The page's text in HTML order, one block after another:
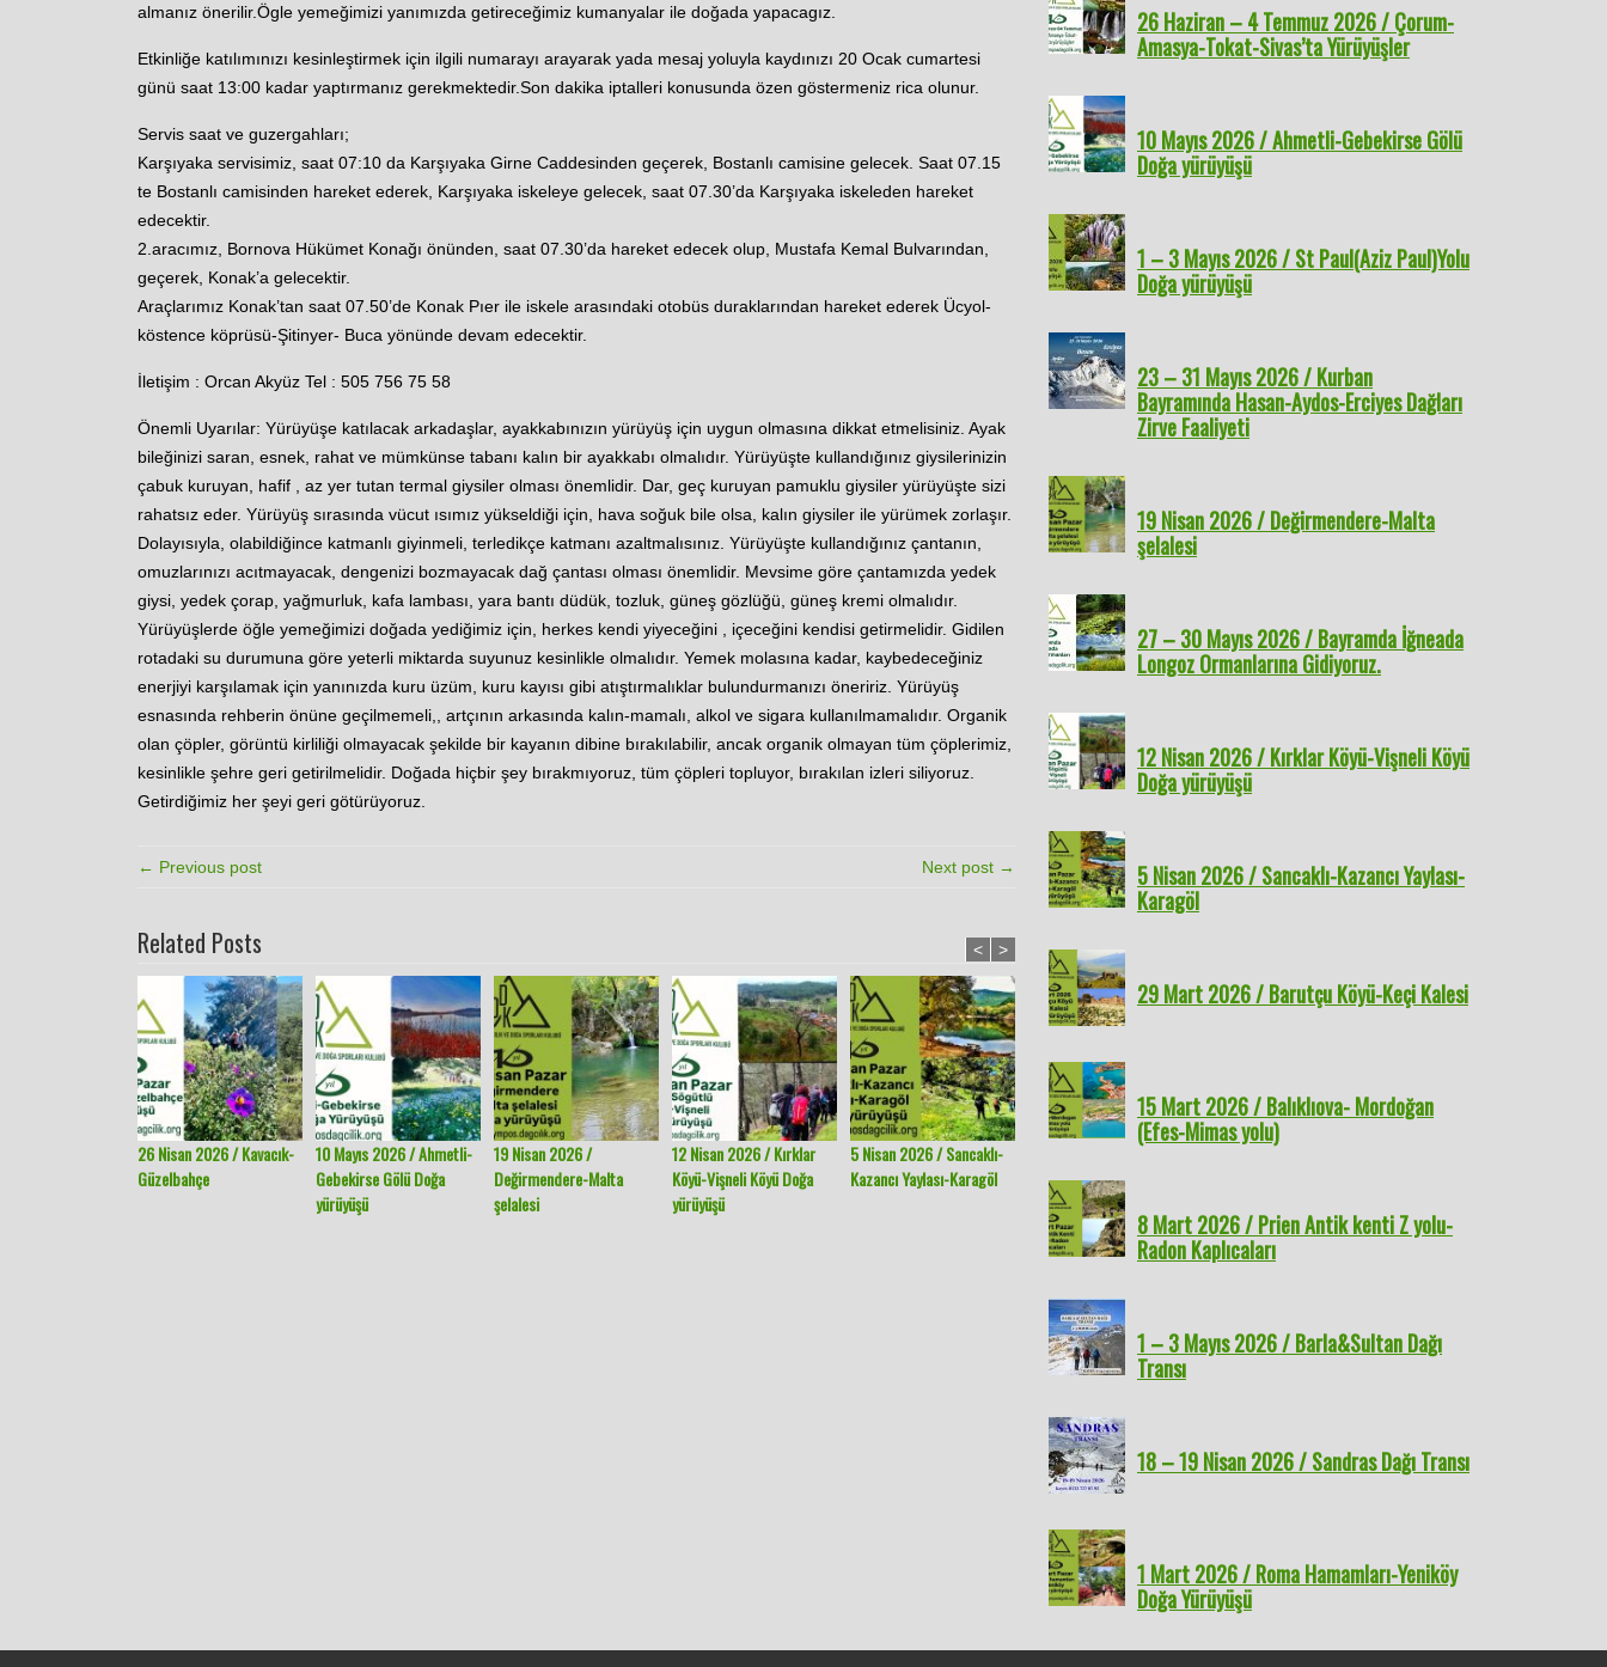
almanız önerilir.Ögle yemeğimizi yanımızda getireceğimiz kumanyalar ile doğada yapacagız.
Etkinliğe katılımınızı kesinleştirmek için ilgili numarayı arayarak yada mesaj yoluyla kaydınızı 20 Ocak cumartesi
günü saat 13:00 kadar yaptırmanız gerekmektedir.Son dakika iptalleri konusunda özen göstermeniz rica olunur.
Servis saat ve guzergahları;
Karşıyaka servisimiz, saat 07:10 da Karşıyaka Girne Caddesinden geçerek, Bostanlı camisine gelecek. Saat 07.15
te Bostanlı camisinden hareket ederek, Karşıyaka iskeleye gelecek, saat 07.30’da Karşıyaka iskeleden hareket
edecektir.
2.aracımız, Bornova Hükümet Konağı önünden, saat 07.30’da hareket edecek olup, Mustafa Kemal Bulvarından,
geçerek, Konak’a gelecektir.
Araçlarımız Konak’tan saat 07.50’de Konak Pıer ile iskele arasındaki otobüs duraklarından hareket ederek Ücyol-
köstence köprüsü-Şitinyer- Buca yönünde devam edecektir.
İletişim : Orcan Akyüz Tel : 505 756 75 58
Önemli Uyarılar: Yürüyüşe katılacak arkadaşlar, ayakkabınızın yürüyüş için uygun olmasına dikkat etmelisiniz. Ayak
bileğinizi saran, esnek, rahat ve mümkünse tabanı kalın bir ayakkabı olmalıdır. Yürüyüşte kullandığınız giysilerinizin
çabuk kuruyan, hafif , az yer tutan termal giysiler olması önemlidir. Dar, geç kuruyan pamuklu giysiler yürüyüşte sizi
rahatsız eder. Yürüyüş sırasında vücut ısımız yükseldiği için, hava soğuk bile olsa, kalın giysiler ile yürümek zorlaşır.
Dolayısıyla, olabildiğince katmanlı giyinmeli, terledikçe katmanı azaltmalısınız. Yürüyüşte kullandığınız çantanın,
omuzlarınızı acıtmayacak, dengenizi bozmayacak dağ çantası olması önemlidir. Mevsime göre çantamızda yedek
giysi, yedek çorap, yağmurluk, kafa lambası, yara bantı düdük, tozluk, güneş gözlüğü, güneş kremi olmalıdır.
Yürüyüşlerde öğle yemeğimizi doğada yediğimiz için, herkes kendi yiyeceğini , içeceğini kendisi getirmelidir. Gidilen
rotadaki su durumuna göre yeterli miktarda suyunuz kesinlikle olmalıdır. Yemek molasına kadar, kaybedeceğiniz
enerjiyi karşılamak için yanınızda kuru üzüm, kuru kayısı gibi atıştırmalıklar bulundurmanızı öneririz. Yürüyüş
esnasında rehberin önüne geçilmemeli,, artçının arkasında kalın-mamalı, alkol ve sigara kullanılmamalıdır. Organik
olan çöpler, görüntü kirliliği olmayacak şekilde bir kayanın dibine bırakılabilir, ancak organik olmayan tüm çöplerimiz,
kesinlikle şehre geri getirilmelidir. Doğada hiçbir şey bırakmıyoruz, tüm çöpleri topluyor, bırakılan izleri siliyoruz.
Getirdiğimiz her şeyi geri götürüyoruz.
← Previous post Next post →
Related Posts
26 Nisan 2026 / Kavacık-
Güzelbahçe
10 Mayıs 2026 / Ahmetli-
Gebekirse Gölü Doğa
yürüyüşü
19 Nisan 2026 /
Değirmendere-Malta
şelalesi
12 Nisan 2026 / Kırklar
Köyü-Vişneli Köyü Doğa
yürüyüşü
5 Nisan 2026 / Sancaklı-
Kazancı Yaylası-Karagöl
29 Mart 2026 / Barutçu
Köyü-Keçi Kalesi
15 Mart 2026 / Balıklıova-
< >
26 Haziran – 4 Temmuz 2026 / Çorum-
Amasya-Tokat-Sivas’ta Yürüyüşler
10 Mayıs 2026 / Ahmetli-Gebekirse Gölü
Doğa yürüyüşü
1 – 3 Mayıs 2026 / St Paul(Aziz Paul)Yolu
Doğa yürüyüşü
23 – 31 Mayıs 2026 / Kurban
Bayramında Hasan-Aydos-Erciyes Dağları
Zirve Faaliyeti
19 Nisan 2026 / Değirmendere-Malta
şelalesi
27 – 30 Mayıs 2026 / Bayramda İğneada
Longoz Ormanlarına Gidiyoruz.
12 Nisan 2026 / Kırklar Köyü-Vişneli Köyü
Doğa yürüyüşü
5 Nisan 2026 / Sancaklı-Kazancı Yaylası-
Karagöl
29 Mart 2026 / Barutçu Köyü-Keçi Kalesi
15 Mart 2026 / Balıklıova- Mordoğan
(Efes-Mimas yolu)
8 Mart 2026 / Prien Antik kenti Z yolu-
Radon Kaplıcaları
1 – 3 Mayıs 2026 / Barla&Sultan Dağı
Transı
18 – 19 Nisan 2026 / Sandras Dağı Transı
1 Mart 2026 / Roma Hamamları-Yeniköy
Doğa Yürüyüşü